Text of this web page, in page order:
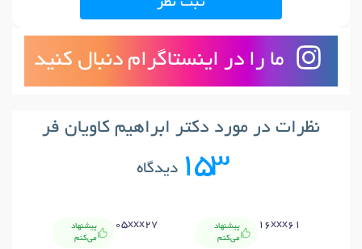
ثبت نظر
ما را در اینستاگرام دنبال کنید
نظرات در مورد دکتر ابراهیم کاویان فر
153دیدگاه
16xxx61
پیشنهاد
می‌کنم
05xxx27
پیشنهاد
می‌کنم